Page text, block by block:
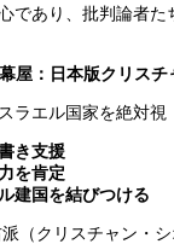
であり、批判論者た
屋：日本版クリスチ
ラエル国家を絶対視
き支援
を肯定
建国を結びつける
（クリスチャン・